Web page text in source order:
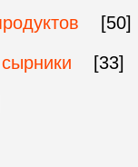
[50]
[33]